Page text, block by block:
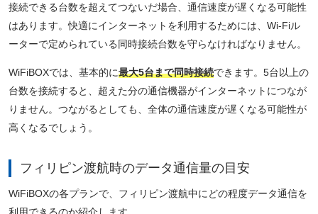
接続できる台数を超えてつないだ場合、通信速度が遅くなる可能性
はあります。快適にインターネットを利用するためには、Wi-Fiル
ーターで定められている同時接続台数を守らなければなりません。
WiFiBOXでは、基本的に最大5台まで同時接続できます。5台以上の
台数を接続すると、超えた分の通信機器がインターネットにつなが
りません。つながるとしても、全体の通信速度が遅くなる可能性が
高くなるでしょう。
フィリピン渡航時のデータ通信量の目安
WiFiBOXの各プランで、フィリピン渡航中にどの程度データ通信を